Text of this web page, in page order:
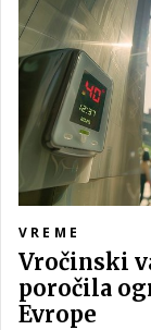
gradi tudi
mestno
travniki in
VREME
Vročinski
poročila
Evrope